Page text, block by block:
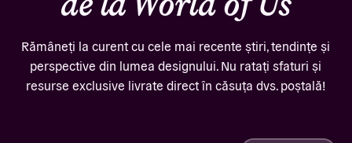
Rămâneți la curent cu cele mai recente știri, tendințe și
perspective din lumea designului. Nu ratați sfaturi și
resurse exclusive livrate direct în căsuța dvs. poștală!